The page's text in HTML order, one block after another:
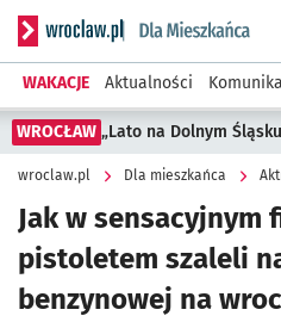
Serwis informacyjny
WAKACJE Aktualności
WROCŁAW „Lato na Dolnym
wroclaw.pl Dla mieszkańca
Jak w sensacyjnym
pistoletem szaleli
benzynowej na